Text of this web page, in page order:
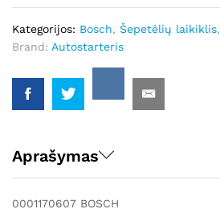
Kategorijos: Bosch, Šepetėlių laikiklis,
Brand: Autostarteris
Aprašymas
0001170607 BOSCH